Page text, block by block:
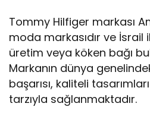
Tommy Hilfiger markası
moda markasıdır ve
üretim veya köken bağı
Markanın dünya
başarısı, kaliteli
tarzıyla sağlanmaktadır.